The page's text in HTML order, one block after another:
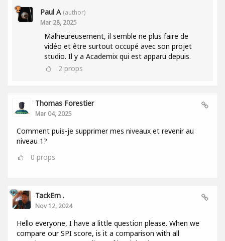
Paul A (author)
Mar 28, 2025
Malheureusement, il semble ne plus faire de
vidéo et être surtout occupé avec son projet
studio. Il y a Academix qui est apparu depuis.
2 props
Thomas Forestier
Mar 04, 2025
Comment puis-je supprimer mes niveaux et revenir au
niveau 1?
0 props
TackEm .
Nov 12, 2024
Hello everyone, I have a little question please. When we
compare our SPI score, is it a comparison with all